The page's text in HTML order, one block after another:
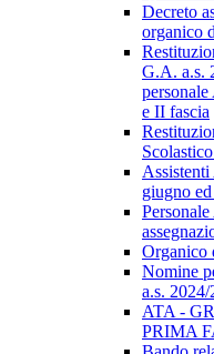
Decreto
organico
G.A. a.s.
e II fascia
giugno
Organico
Nomine
a.s.
ATA -
PRIMA